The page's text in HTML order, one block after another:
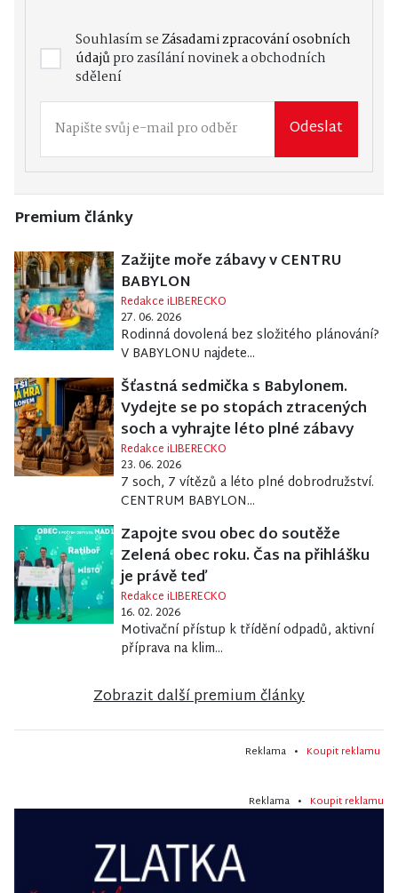
Souhlasím seZásadami zpracování osobních
údajůpro zasílání novinek a obchodních
sdělení
Odeslat
Premium články
Zažijte moře zábavy v CENTRU
BABYLON
Redakce iLIBERECKO
27. 06. 2026
Rodinná dovolená bez složitého plánování?
V BABYLONU najdete...
Šťastná sedmička s Babylonem.
Vydejte se po stopách ztracených
soch a vyhrajte léto plné zábavy
Redakce iLIBERECKO
23. 06. 2026
7 soch, 7 vítězů a léto plné dobrodružství.
CENTRUM BABYLON...
Zapojte svou obec do soutěže
Zelená obec roku. Čas na přihlášku
je právě teď
Redakce iLIBERECKO
16. 02. 2026
Motivační přístup k třídění odpadů, aktivní
příprava na klim...
Zobrazit další premium články
Reklama • Koupit reklamu
Reklama • Koupit reklamu